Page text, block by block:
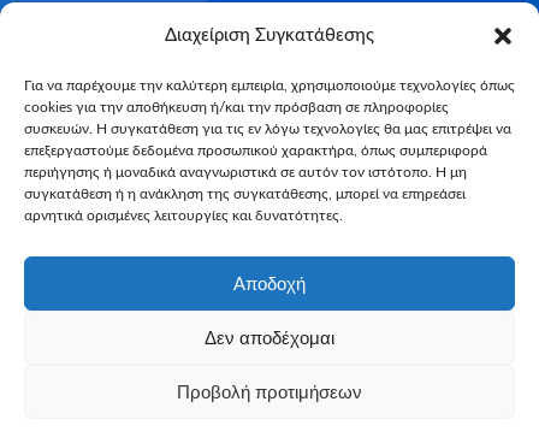
Διαχείριση Συγκατάθεσης
Για να παρέχουμε την καλύτερη εμπειρία, χρησιμοποιούμε τεχνολογίες όπως
cookies για την αποθήκευση ή/και την πρόσβαση σε πληροφορίες
συσκευών. Η συγκατάθεση για τις εν λόγω τεχνολογίες θα μας επιτρέψει να
επεξεργαστούμε δεδομένα προσωπικού χαρακτήρα, όπως συμπεριφορά
περιήγησης ή μοναδικά αναγνωριστικά σε αυτόν τον ιστότοπο. Η μη
συγκατάθεση ή η ανάκληση της συγκατάθεσης, μπορεί να επηρεάσει
αρνητικά ορισμένες λειτουργίες και δυνατότητες.
Αποδοχή
Δεν αποδέχομαι
Προβολή προτιμήσεων
Κριτήρια Καταλληλότητας
Υποβολή Αιτήματος
NEWSLETTER
Email*
All Rights Reserved